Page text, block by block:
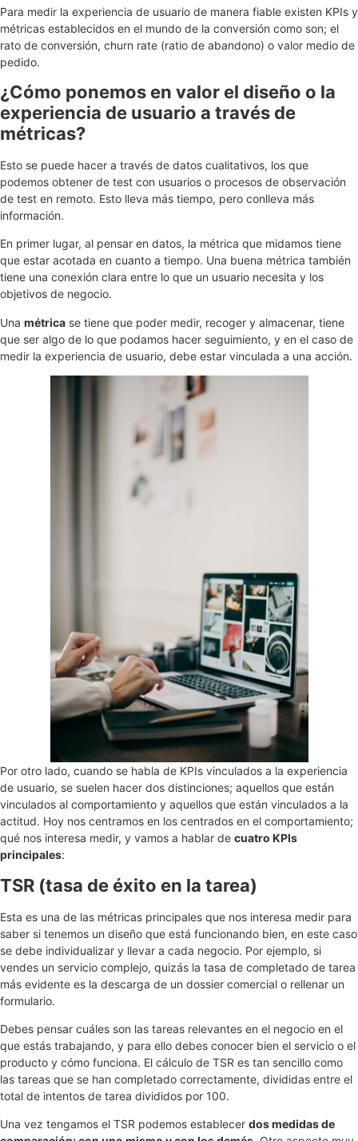
Para medir la experiencia de usuario de manera fiable existen KPIs y
métricas establecidos en el mundo de la conversión como son; el
rato de conversión, churn rate (ratio de abandono) o valor medio de
pedido.
¿Cómo ponemos en valor el diseño o la
experiencia de usuario a través de
métricas?
Esto se puede hacer a través de datos cualitativos, los que
podemos obtener de test con usuarios o procesos de observación
de test en remoto. Esto lleva más tiempo, pero conlleva más
información.
En primer lugar, al pensar en datos, la métrica que midamos tiene
que estar acotada en cuanto a tiempo. Una buena métrica también
tiene una conexión clara entre lo que un usuario necesita y los
objetivos de negocio.
Una métrica se tiene que poder medir, recoger y almacenar, tiene
que ser algo de lo que podamos hacer seguimiento, y en el caso de
medir la experiencia de usuario, debe estar vinculada a una acción.
Por otro lado, cuando se habla de KPIs vinculados a la experiencia
de usuario, se suelen hacer dos distinciones; aquellos que están
vinculados al comportamiento y aquellos que están vinculados a la
actitud. Hoy nos centramos en los centrados en el comportamiento;
qué nos interesa medir, y vamos a hablar de cuatro KPIs
principales:
TSR (tasa de éxito en la tarea)
Esta es una de las métricas principales que nos interesa medir para
saber si tenemos un diseño que está funcionando bien, en este caso
se debe individualizar y llevar a cada negocio. Por ejemplo, si
vendes un servicio complejo, quizás la tasa de completado de tarea
más evidente es la descarga de un dossier comercial o rellenar un
formulario.
Debes pensar cuáles son las tareas relevantes en el negocio en el
que estás trabajando, y para ello debes conocer bien el servicio o el
producto y cómo funciona. El cálculo de TSR es tan sencillo como
las tareas que se han completado correctamente, divididas entre el
total de intentos de tarea divididos por 100.
Una vez tengamos el TSR podemos establecer dos medidas de